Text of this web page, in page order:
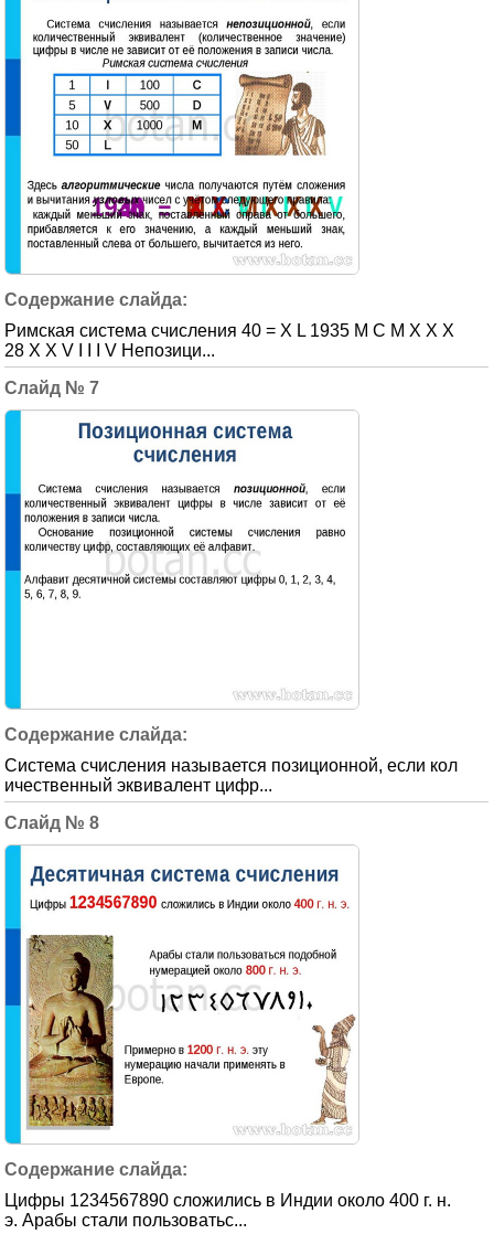
Римская система счисления 40 = X L 1935 M C M X X X
28 X X V I I I V Непозици...
7
Система счисления называется позиционной, если кол
ичественный эквивалент цифр...
8
Цифры 1234567890 сложились в Индии около 400 г. н.
э. Арабы стали пользоватьс...